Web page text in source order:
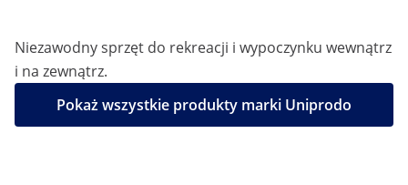
Niezawodny sprzęt do rekreacji i wypoczynku wewnątrz
i na zewnątrz.
Pokaż wszystkie produkty marki Uniprodo